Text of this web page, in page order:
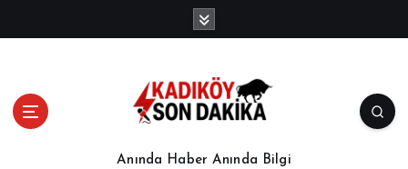
Anında Haber Anında Bilgi